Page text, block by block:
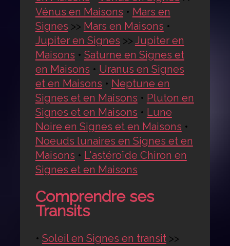
Vénus en Maisons • Mars en
Signes >> Mars en Maisons •
Jupiter en Signes >> Jupiter en
Maisons • Saturne en Signes et
en Maisons • Uranus en Signes
et en Maisons • Neptune en
Signes et en Maisons • Pluton en
Signes et en Maisons • Lune
Noire en Signes et en Maisons •
Noeuds lunaires en Signes et en
Maisons • L'astéroïde Chiron en
Signes et en Maisons
Comprendre ses
Transits
• Soleil en Signes en transit>>